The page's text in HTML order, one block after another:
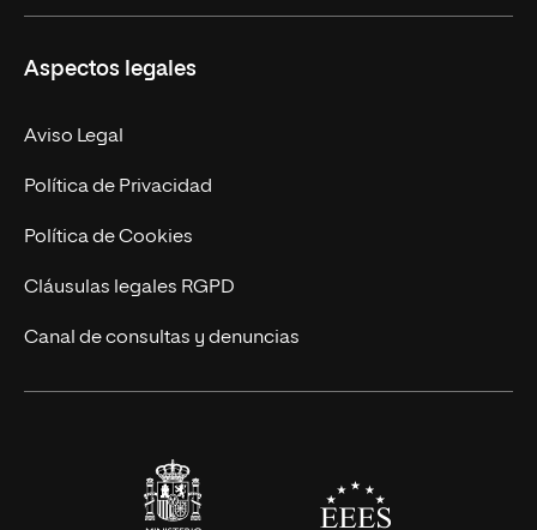
Empresa
MBA
Marketing y Comunicación
Ingeniería
Diseño
Ciencias de la Salud
Nuestro Equipo
Contacto
Aspectos legales
Aviso Legal
Política de Privacidad
Política de Cookies
Cláusulas legales RGPD
Canal de consultas y denuncias